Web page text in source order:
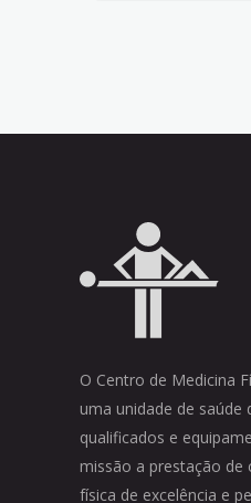
O Centro de Medicina
uma unidade de
qualificados e
missão a prestação de
física de excelência e